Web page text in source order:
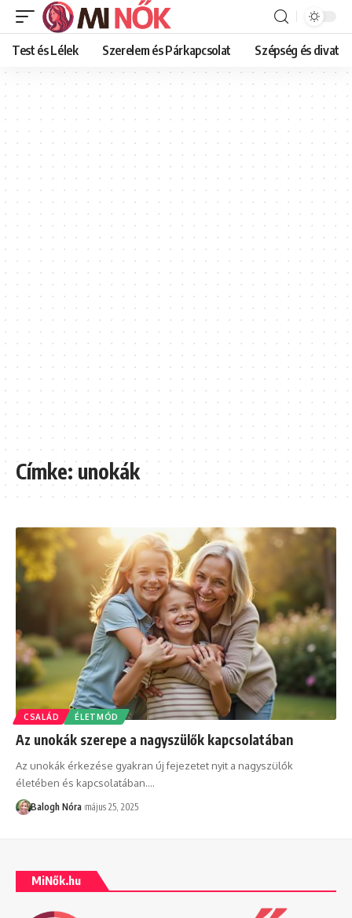
Test és Lélek Szerelem és Párkapcsolat Szépség és divat
Címke:unokák
CSALÁD ÉLETMÓD
Az unokák szerepe a nagyszülők kapcsolatában
Az unokák érkezése gyakran új fejezetet nyit a nagyszülők
életében és kapcsolatában.…
Balogh Nóra május 25, 2025
MiNők.hu